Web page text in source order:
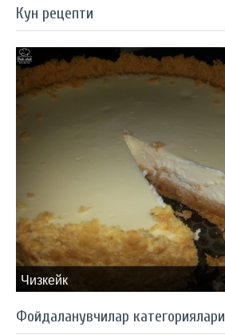
Кун рецепти
Чизкейк
Фойдаланувчилар категориялари